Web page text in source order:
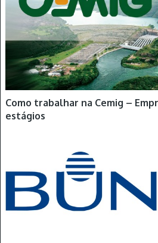
Como trabalhar na Cemig –
estágios